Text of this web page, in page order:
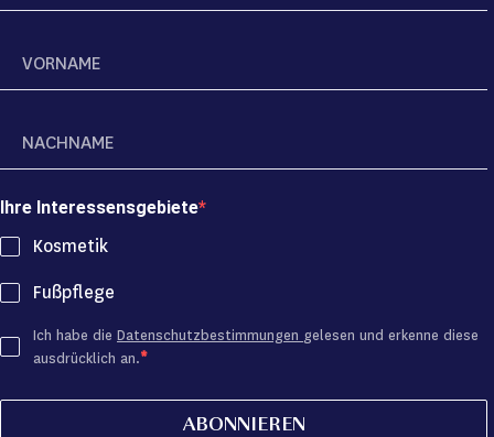
Ihre Interessensgebiete
Kosmetik
Fußpflege
Ich habe die Datenschutzbestimmungen gelesen und erkenne diese
ausdrücklich an.
ABONNIEREN